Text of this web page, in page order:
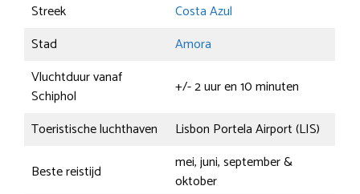
Streek
Costa Azul
Stad
Amora
Vluchtduur vanaf
Schiphol
+/- 2 uur en 10 minuten
Toeristische luchthaven
Lisbon Portela Airport (LIS)
Beste reistijd
mei, juni, september &
oktober